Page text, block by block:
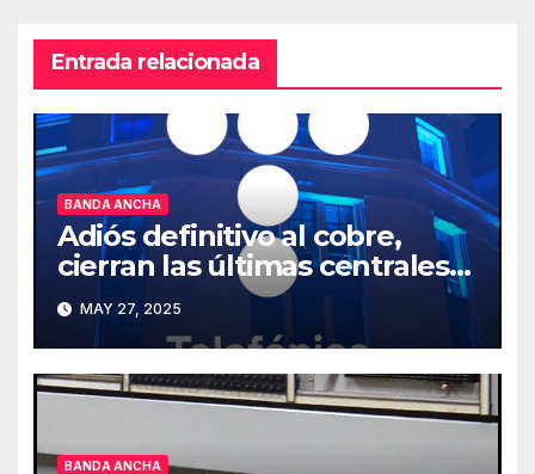
Entrada relacionada
BANDA ANCHA
Adiós definitivo al cobre,
cierran las últimas centrales
en España
MAY 27, 2025
BANDA ANCHA